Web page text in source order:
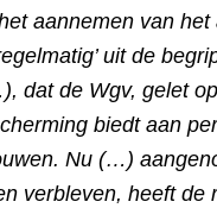
aannemen van
uit de
dat de Wgv, gelet
biedt aan
Nu (…)
verbleven, heeft de